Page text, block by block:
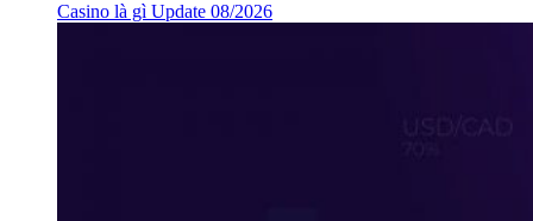
Casino là gì Update 08/2026